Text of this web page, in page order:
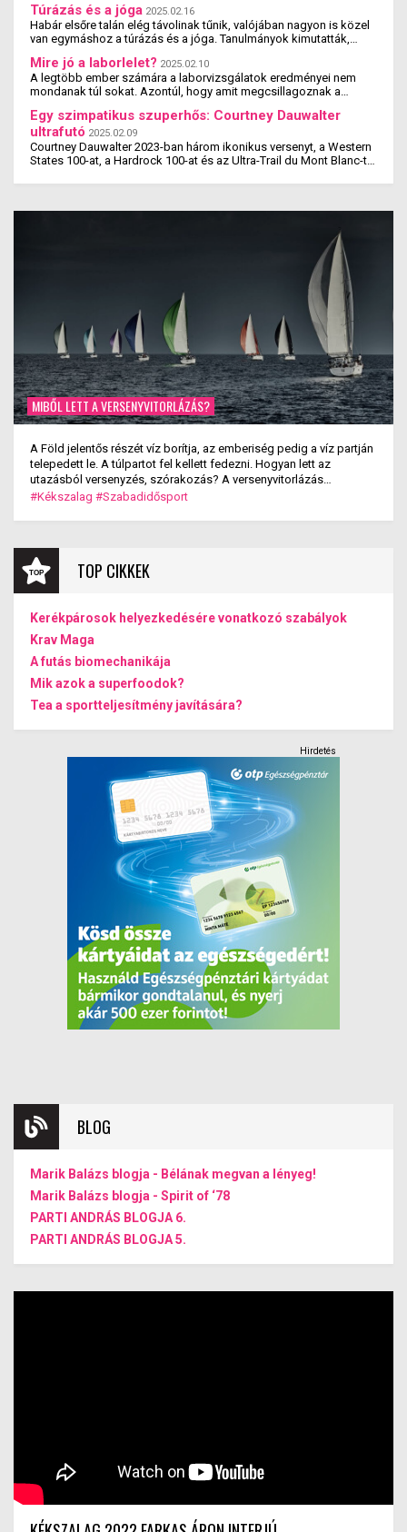
Túrázás és a jóga 2025.02.16
Habár elsőre talán elég távolinak tűnik, valójában nagyon is közel
van egymáshoz a túrázás és a jóga. Tanulmányok kimutatták,
Mire jó a laborlelet? 2025.02.10
A legtöbb ember számára a laborvizsgálatok eredményei nem
mondanak túl sokat. Azontúl, hogy amit megcsillagoznak a
Egy szimpatikus szuperhős: Courtney Dauwalter
ultrafutó 2025.02.09
Courtney Dauwalter 2023-ban három ikonikus versenyt, a Western
States 100-at, a Hardrock 100-at és az Ultra-Trail du Mont Blanc-t
MIBŐL LETT A VERSENYVITORLÁZÁS?
A Föld jelentős részét víz borítja, az emberiség pedig a víz partján
telepedett le. A túlpartot fel kellett fedezni. Hogyan lett az
utazásból versenyzés, szórakozás? A versenyvitorlázás
kialakulása.
#Kékszalag #Szabadidősport
TOP CIKKEK
Kerékpárosok helyezkedésére vonatkozó szabályok
Krav Maga
A futás biomechanikája
Mik azok a superfoodok?
Tea a sportteljesítmény javítására?
Hirdetés
BLOG
Marik Balázs blogja - Bélának megvan a lényeg!
Marik Balázs blogja - Spirit of ‘78
PARTI ANDRÁS BLOGJA 6.
PARTI ANDRÁS BLOGJA 5.